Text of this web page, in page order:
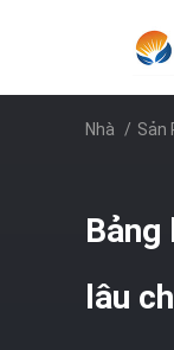
Nhà / Sản
Bảng
lâu